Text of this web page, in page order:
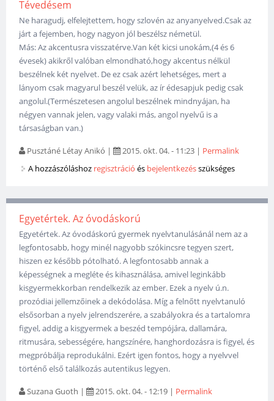
Tévedésem
Ne haragudj, elfelejtettem, hogy szlovén az anyanyelved.Csak az
járt a fejemben, hogy nagyon jól beszélsz németül.
Más: Az akcentusra visszatérve.Van két kicsi unokám,(4 és 6
évesek) akikről valóban elmondható,hogy akcentus nélkül
beszélnek két nyelvet. De ez csak azért lehetséges, mert a
lányom csak magyarul beszél velük, az ír édesapjuk pedig csak
angolul.(Természetesen angolul beszélnek mindnyájan, ha
négyen vannak jelen, vagy valaki más, angol nyelvű is a
társaságban van.)
Pusztáné Létay Anikó | 2015. okt. 04. - 11:23 | Permalink
A hozzászóláshoz regisztráció és bejelentkezésszükséges
Egyetértek. Az óvodáskorú
Egyetértek. Az óvodáskorú gyermek nyelvtanulásánál nem az a
legfontosabb, hogy minél nagyobb szókincsre tegyen szert,
hiszen ez később pótolható. A legfontosabb annak a
képességnek a megléte és kihasználása, amivel leginkább
kisgyermekkorban rendelkezik az ember. Ezek a nyelv ú.n.
prozódiai jellemzőinek a dekódolása. Míg a felnőtt nyelvtanuló
elsősorban a nyelv jelrendszerére, a szabályokra és a tartalomra
figyel, addig a kisgyermek a beszéd tempójára, dallamára,
ritmusára, sebességére, hangszínére, hanghordozásra is figyel, és
megpróbálja reprodukálni. Ezért igen fontos, hogy a nyelvvel
történő első találkozás autentikus legyen.
Suzana Guoth | 2015. okt. 04. - 12:19 | Permalink